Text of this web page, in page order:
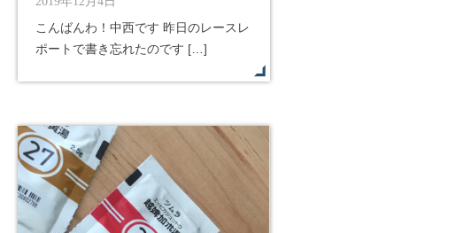
こんばんわ！中西です 昨日のレースレ
ポートで書き忘れたのです […]